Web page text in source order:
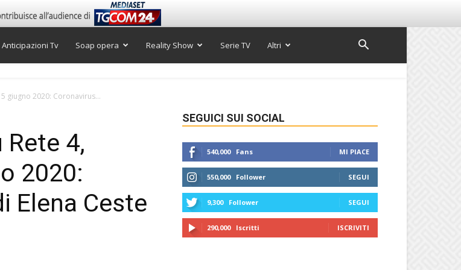
Anticipazioni Tv Soap opera Reality Show Serie TV Altri
giugno 2020: Coronavirus...
4,
2020:
Elena Ceste
SEGUICI SUI SOCIAL
540,000 Fans MI PIACE
550,000 Follower SEGUI
9,300 Follower SEGUI
290,000 Iscritti ISCRIVITI